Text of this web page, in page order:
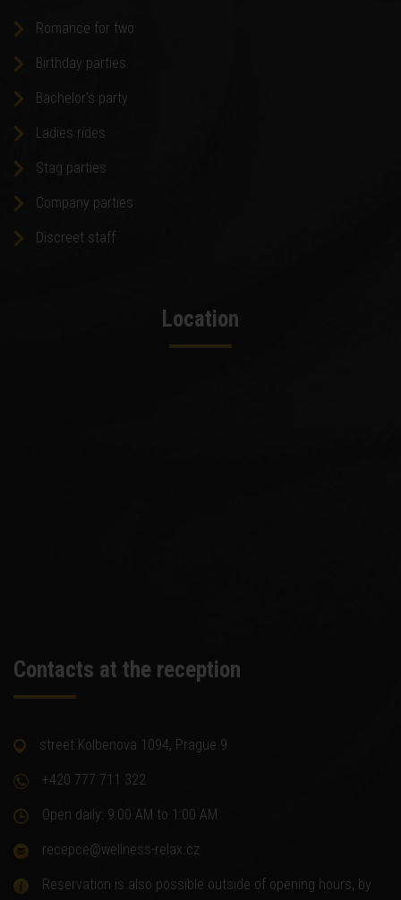
Romance for two
Birthday parties
Bachelor's party
Ladies rides
Stag parties
Company parties
Discreet staff
Location
Contacts at the reception
street Kolbenova 1094, Prague 9
+420 777 711 322
Open daily: 9:00 AM to 1:00 AM
recepce@wellness-relax.cz
Reservation is also possible outside of opening hours, by